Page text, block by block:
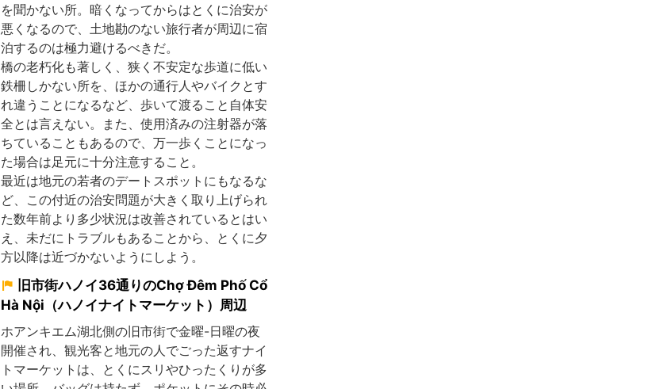
を聞かない所。暗くなってからはとくに治安が
悪くなるので、土地勘のない旅行者が周辺に宿
泊するのは極力避けるべきだ。
橋の老朽化も著しく、狭く不安定な歩道に低い
鉄柵しかない所を、ほかの通行人やバイクとす
れ違うことになるなど、歩いて渡ること自体安
全とは言えない。また、使用済みの注射器が落
ちていることもあるので、万一歩くことになっ
た場合は足元に十分注意すること。
最近は地元の若者のデートスポットにもなるな
ど、この付近の治安問題が大きく取り上げられ
た数年前より多少状況は改善されているとはい
え、未だにトラブルもあることから、とくに夕
方以降は近づかないようにしよう。
旧市街ハノイ36通りのChợ Đêm Phố Cổ
Hà Nội（ハノイナイトマーケット）周辺
ホアンキエム湖北側の旧市街で金曜-日曜の夜
開催され、観光客と地元の人でごった返すナイ
トマーケットは、とくにスリやひったくりが多